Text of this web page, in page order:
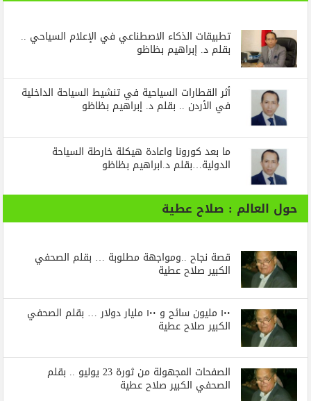
تطبيقات الذكاء الاصطناعي في الإعلام السياحي ..
بقلم د. إبراهيم بظاظو
أثر القطارات السياحية في تنشيط السياحة الداخلية
في الأردن .. بقلم د. إبراهيم بظاظو
ما بعد كورونا واعادة هيكلة خارطة السياحة
الدولية…بقلم د.ابراهيم بظاظو
حول العالم : صلاح عطية
قصة نجاح ..ومواجهة مطلوبة … بقلم الصحفي
الكبير صلاح عطية
١٠٠ مليون سائح و ١٠٠ مليار دولار … بقلم الصحفي
الكبير صلاح عطية
الصفحات المجهولة من ثورة 23 يوليو .. بقلم
الصحفي الكبير صلاح عطية